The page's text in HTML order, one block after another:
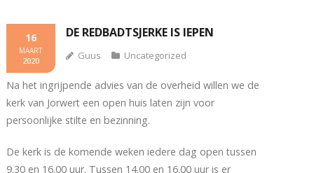
DE REDBADTSJERKE IS IEPEN
16
MAART
2020 Guus Uncategorized
Na het ingrijpende advies van de overheid willen we de
kerk van Jorwert een open huis laten zijn voor
persoonlijke stilte en bezinning.
De kerk is de komende weken iedere dag open tussen
9.30 en 16.00 uur. Tussen 14.00 en 16.00 uur is er